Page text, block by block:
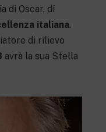
di Oscar, di
italiana.
di rilievo
avrà la sua Stella